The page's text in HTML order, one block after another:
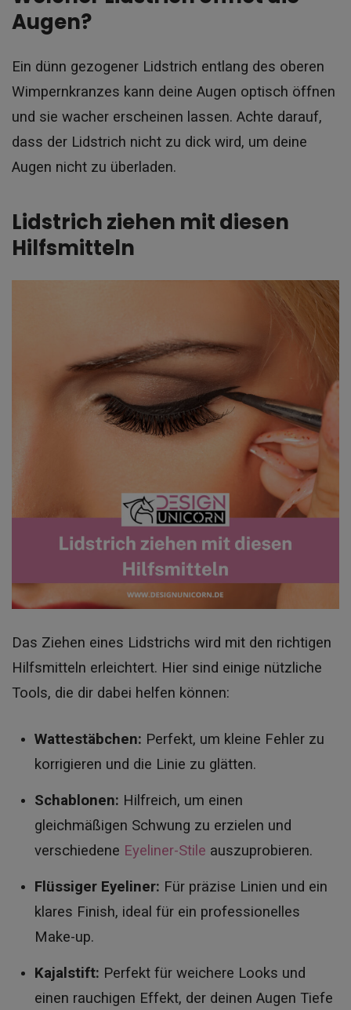
Augen?
Ein dünn gezogener Lidstrich entlang des oberen
Wimpernkranzes kann deine Augen optisch öffnen
und sie wacher erscheinen lassen. Achte darauf,
dass der Lidstrich nicht zu dick wird, um deine
Augen nicht zu überladen.
Lidstrich ziehen mit diesen
Hilfsmitteln
Das Ziehen eines Lidstrichs wird mit den richtigen
Hilfsmitteln erleichtert. Hier sind einige nützliche
Tools, die dir dabei helfen können:
Wattestäbchen: Perfekt, um kleine Fehler zu
korrigieren und die Linie zu glätten.
Schablonen: Hilfreich, um einen
gleichmäßigen Schwung zu erzielen und
verschiedene Eyeliner-Stile auszuprobieren.
Flüssiger Eyeliner: Für präzise Linien und ein
klares Finish, ideal für ein professionelles
Make-up.
Kajalstift: Perfekt für weichere Looks und
einen rauchigen Effekt, der deinen Augen Tiefe